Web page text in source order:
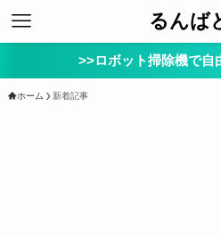
るんば
>>ロボット掃除機で自
ホーム 新着記事